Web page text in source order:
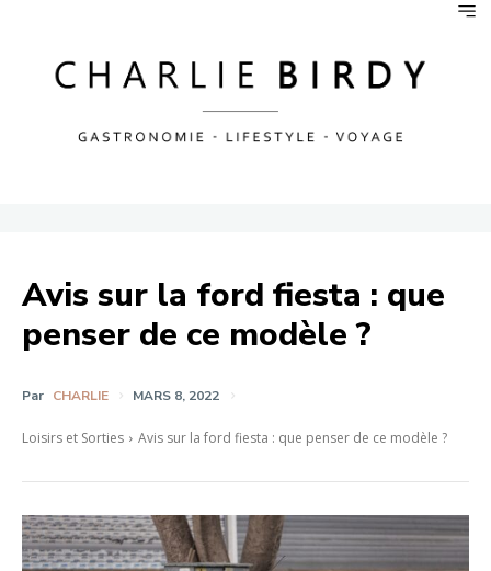
Avis sur la ford fiesta : que
penser de ce modèle ?
Par CHARLIE MARS 8, 2022
Loisirs et Sorties Avis sur la ford fiesta : que penser de ce modèle ?